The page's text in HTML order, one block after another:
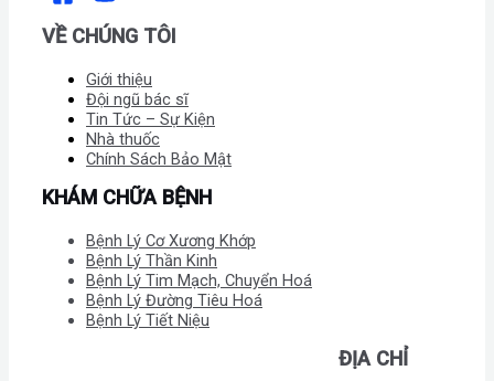
VỀ CHÚNG TÔI
Giới thiệu
Đội ngũ bác sĩ
Tin Tức – Sự Kiện
Nhà thuốc
Chính Sách Bảo Mật
KHÁM CHỮA BỆNH
Bệnh Lý Cơ Xương Khớp
Bệnh Lý Thần Kinh
Bệnh Lý Tim Mạch, Chuyển Hoá
Bệnh Lý Đường Tiêu Hoá
Bệnh Lý Tiết Niệu
ĐỊA CHỈ